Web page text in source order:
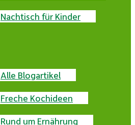
Nachtisch für Kinder
Alle Blogartikel
Freche Kochideen
Rund um Ernährung